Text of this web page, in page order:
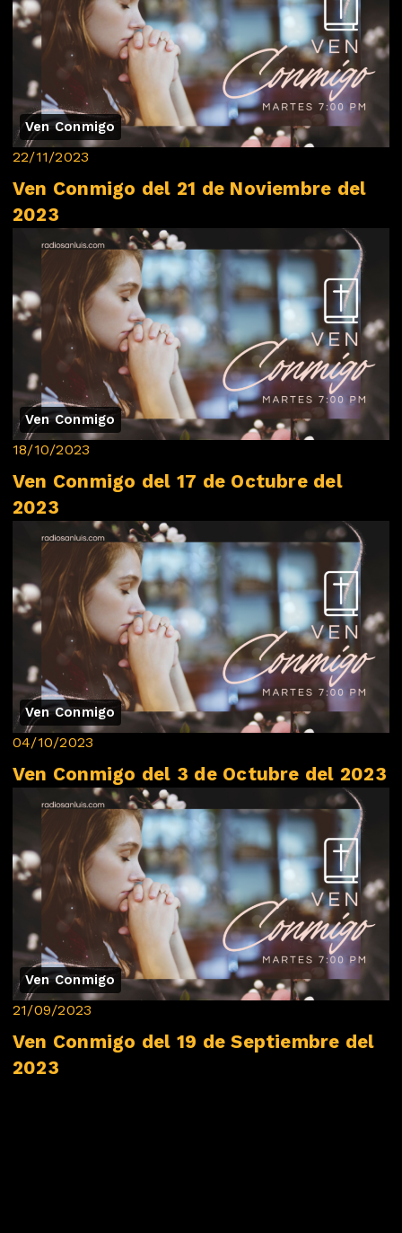
Ven Conmigo
22/11/2023
Ven Conmigo del 21 de Noviembre del
2023
Ven Conmigo
18/10/2023
Ven Conmigo del 17 de Octubre del
2023
Ven Conmigo
04/10/2023
Ven Conmigo del 3 de Octubre del 2023
Ven Conmigo
21/09/2023
Ven Conmigo del 19 de Septiembre del
2023